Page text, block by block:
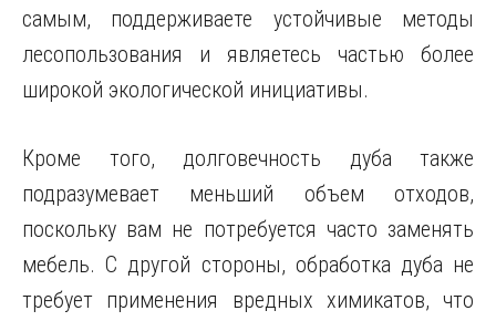
самым, поддерживаете устойчивые методы
лесопользования и являетесь частью более
широкой экологической инициативы.
Кроме того, долговечность дуба также
подразумевает меньший объем отходов,
поскольку вам не потребуется часто заменять
мебель. С другой стороны, обработка дуба не
требует применения вредных химикатов, что